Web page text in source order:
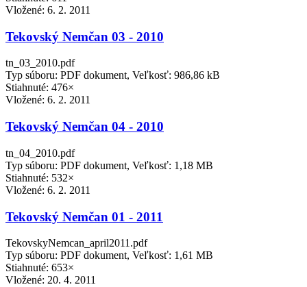
Vložené: 6. 2. 2011
Tekovský Nemčan 03 - 2010
tn_03_2010.pdf
Typ súboru: PDF dokument, Veľkosť: 986,86 kB
Stiahnuté: 476×
Vložené: 6. 2. 2011
Tekovský Nemčan 04 - 2010
tn_04_2010.pdf
Typ súboru: PDF dokument, Veľkosť: 1,18 MB
Stiahnuté: 532×
Vložené: 6. 2. 2011
Tekovský Nemčan 01 - 2011
TekovskyNemcan_april2011.pdf
Typ súboru: PDF dokument, Veľkosť: 1,61 MB
Stiahnuté: 653×
Vložené: 20. 4. 2011